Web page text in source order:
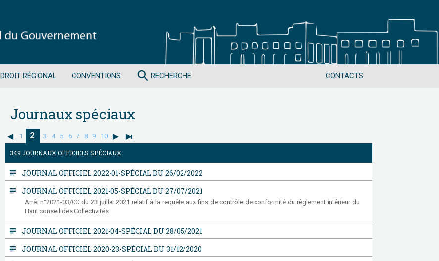
DROIT RÉGIONAL CONVENTIONS CONTACTS
search RECHERCHE
Journaux spéciaux
1 2 3 4 5 6 7 8 9 10
349 JOURNAUX OFFICIELS SPÉCIAUX
subject JOURNAL OFFICIEL 2022-01-SPÉCIAL DU 26/02/2022
subject JOURNAL OFFICIEL 2021-05-SPÉCIAL DU 27/07/2021
Arrêt n°2021-03/CC du 23 juillet 2021 relatif à la requête aux fins de contrôle de conformité du règlement intérieur du
Haut conseil des Collectivités
subject JOURNAL OFFICIEL 2021-04-SPÉCIAL DU 28/05/2021
subject JOURNAL OFFICIEL 2020-23-SPÉCIAL DU 31/12/2020